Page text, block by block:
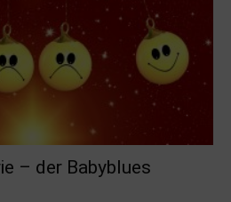
– der Babyblues